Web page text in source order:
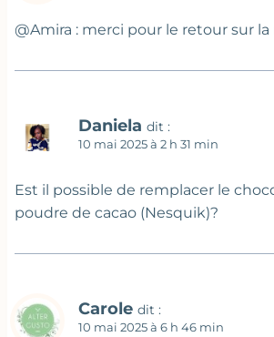
@Amira : merci pour le retour sur
Daniela dit :
10 mai 2025 à 2 h 31 min
Est il possible de remplacer le
poudre de cacao (Nesquik)?
Carole dit :
10 mai 2025 à 6 h 46 min